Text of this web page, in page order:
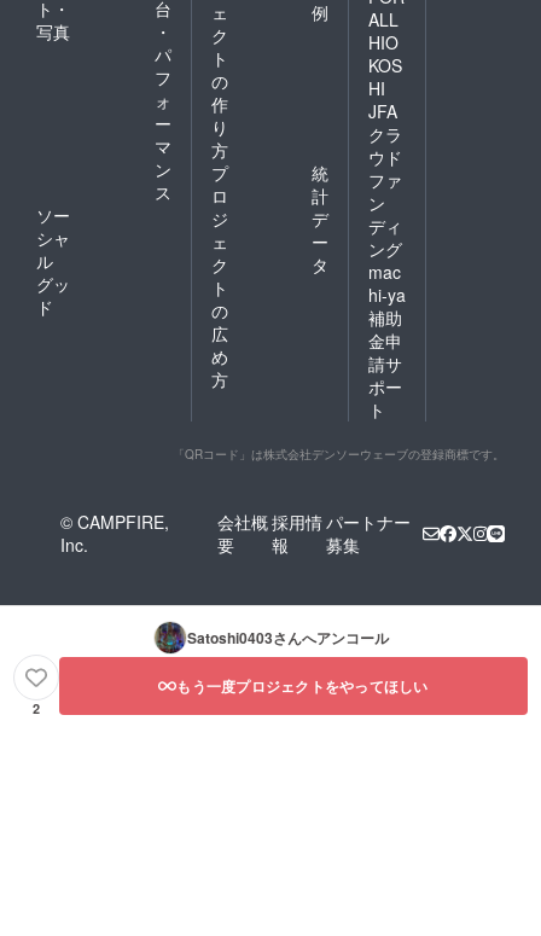
ト・
写真
台
・
パ
フ
ォ
ー
マ
ン
ス
ソー
シャ
ル
グッ
ド
ェ
ク
ト
の
作
り
方
例
プ
ロ
ジ
ェ
ク
ト
の
広
め
方
統
計
デ
ー
タ
ALL
HIO
KOS
HI
JFA
クラ
ウド
ファ
ン
ディ
ング
mac
hi-ya
補助
金申
請サ
ポー
ト
「QRコード」は株式会社デンソーウェーブの登録商標です。
© CAMPFIRE,
Inc.
会社概
要
採用情
報
パートナー
募集
Satoshi0403さんへアンコール
2
もう一度プロジェクトをやってほしい